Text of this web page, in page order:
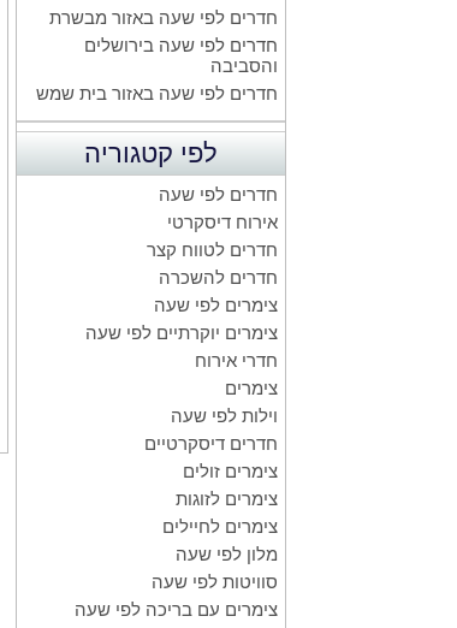
חדרים לפי שעה באזור מבשרת
חדרים לפי שעה בירושלים
והסביבה
חדרים לפי שעה באזור בית שמש
לפי קטגוריה
חדרים לפי שעה
אירוח דיסקרטי
חדרים לטווח קצר
חדרים להשכרה
צימרים לפי שעה
צימרים יוקרתיים לפי שעה
חדרי אירוח
צימרים
וילות לפי שעה
חדרים דיסקרטיים
צימרים זולים
צימרים לזוגות
צימרים לחיילים
מלון לפי שעה
סוויטות לפי שעה
צימרים עם בריכה לפי שעה